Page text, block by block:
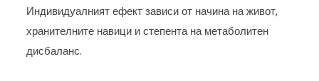
Индивидуалният ефект зависи от начина на живот,
хранителните навици и степента на метаболитен
дисбаланс.